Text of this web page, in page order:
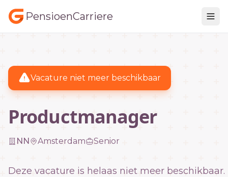
PensioenCarriere
Vacature niet meer beschikbaar
Productmanager
NN Amsterdam Senior
Deze vacature is helaas niet meer beschikbaar.